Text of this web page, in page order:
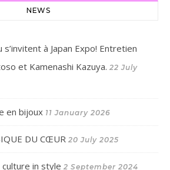
NEWS
à Japan Expo! Entretien
et Kamenashi Kazuya. 22 July
en bijoux 11 January 2026
DU CŒUR 20 July 2025
culture in style 2 September 2024